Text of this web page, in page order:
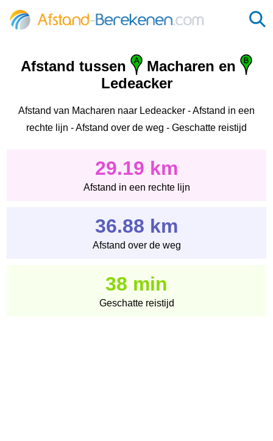
Afstand tussen
Macharen en
Ledeacker
Afstand van Macharen naar Ledeacker - Afstand in een
rechte lijn - Afstand over de weg - Geschatte reistijd
29.19 km
Afstand in een rechte lijn
36.88 km
Afstand over de weg
38 min
Geschatte reistijd